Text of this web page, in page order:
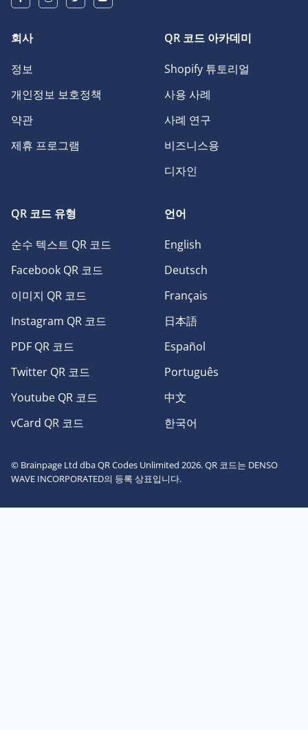
회사
정보
개인정보 보호정책
약관
제휴 프로그램
QR 코드 아카데미
Shopify 튜토리얼
사용 사례
사례 연구
비즈니스용
디자인
QR 코드 유형
순수 텍스트 QR 코드
Facebook QR 코드
이미지 QR 코드
Instagram QR 코드
PDF QR 코드
Twitter QR 코드
Youtube QR 코드
vCard QR 코드
언어
English
Deutsch
Français
日本語
Español
Português
中文
한국어
© Brainpage Ltd dba QR Codes Unlimited 2026. QR 코드는 DENSO
WAVE INCORPORATED의 등록 상표입니다.